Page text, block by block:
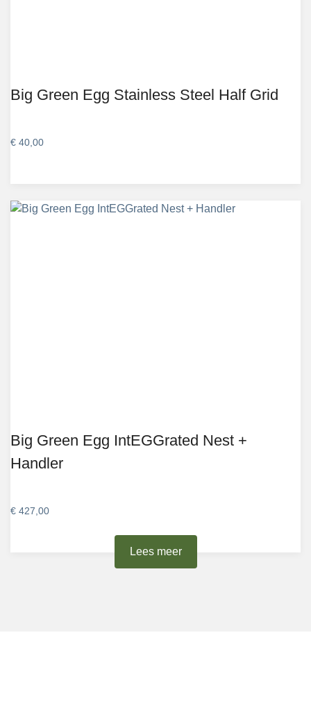
Lees meer
Big Green Egg Stainless Steel Half Grid
€ 40,00
Big Green Egg IntEGGrated Nest +
Handler
€ 427,00